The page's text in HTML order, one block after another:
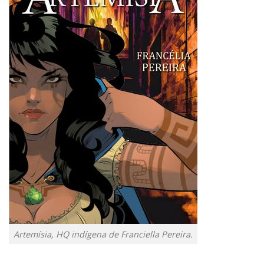
Artemísia, HQ indígena de Franciella Pereira.